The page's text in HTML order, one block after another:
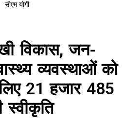
सीएम योगी
विकास, जन-
व्यवस्थाओं को
21 हजार 485